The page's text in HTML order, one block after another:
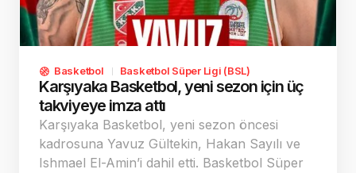
Basketbol Basketbol Süper Ligi (BSL)
Karşıyaka Basketbol, yeni sezon için üç
takviyeye imza attı
Karşıyaka Basketbol, yeni sezon öncesi
kadrosuna Yavuz Gültekin, Hakan Sayılı ve
Ishmael El-Amin’i dahil etti. Basketbol Süper